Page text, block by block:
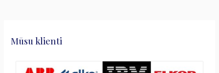
Mūsu klienti